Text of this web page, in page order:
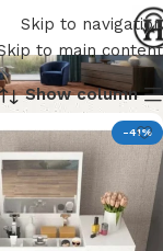
Skip to navigation
to main content
Show column
-41%